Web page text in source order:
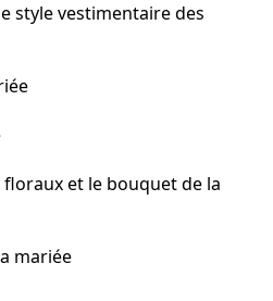
style vestimentaire des
floraux et le bouquet de la
mariée